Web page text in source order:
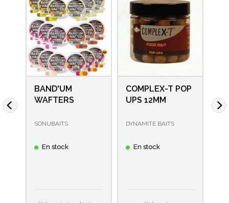
BAND'UM
WAFTERS
SONUBAITS
En stock
COMPLEX-T POP
UPS 12MM
DYNAMITE BAITS
En stock